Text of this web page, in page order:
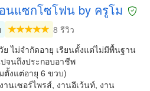
นแซกโซโฟน by ครูโม
8 รีวิว
ไม่จำกัดอายุ เรียนตั้งแต่ไม่มีพื้นฐาน
จนถึงประกอบอาชีพ
ตั้งแต่อายุ 6 ขวบ)
นเซอร์ไพรส์, งานอีเว้นท์, งาน